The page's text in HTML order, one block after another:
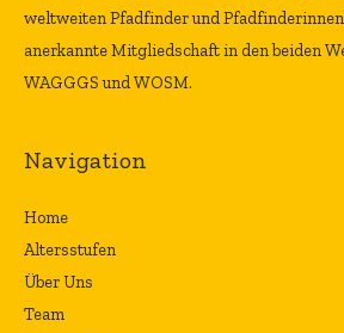
weltweiten Pfadfinder und
anerkannte Mitgliedschaft in den beiden
WAGGGS und WOSM.
Navigation
Home
Altersstufen
Über Uns
Team